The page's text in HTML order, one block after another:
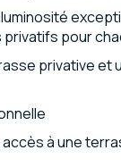
pour
privative et
à une